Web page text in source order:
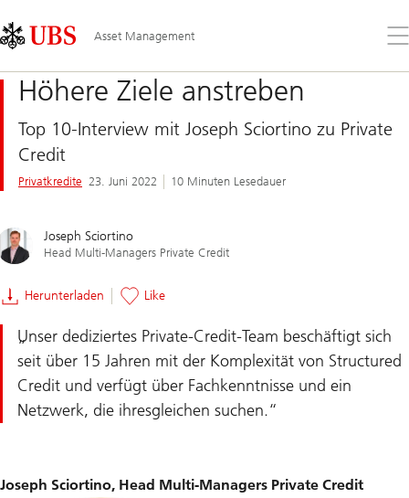
Links
Area
Asset Management
Sie
Höhere Ziele anstreben
Top 10-Interview mit Joseph Sciortino zu Private
Credit
Privatkredite 23. Juni 2022 10 Minuten Lesedauer
Joseph Sciortino
Head Multi-Managers Private Credit
Herunterladen Like
Unser dediziertes Private-Credit-Team beschäftigt sich
seit über 15 Jahren mit der Komplexität von Structured
Credit und verfügt über Fachkenntnisse und ein
Netzwerk, die ihresgleichen suchen.
Joseph Sciortino, Head Multi-Managers Private Credit